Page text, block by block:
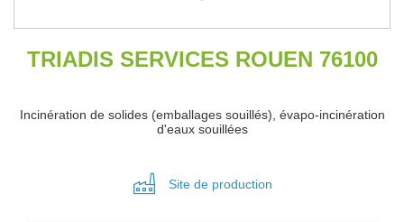
TRIADIS SERVICES ROUEN 76100
Incinération de solides (emballages souillés), évapo-incinération
d'eaux souillées
Site de production